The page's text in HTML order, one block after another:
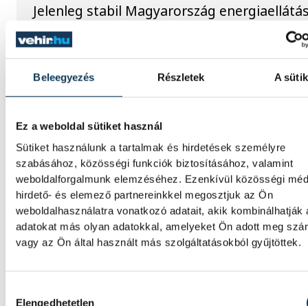
Beleegyezés Részletek A
Ez a weboldal sütiket használ
Sütiket használunk a tartalmak és hirdetések személyre
szabásához, közösségi funkciók biztosításához, valamint
weboldalforgalmunk elemzéséhez. Ezenkívül közösségi
hirdető- és elemező partnereinkkel megosztjuk az Ön
weboldalhasználatra vonatkozó adatait, akik kombinálhatják
adatokat más olyan adatokkal, amelyeket Ön adott meg
vagy az Ön által használt más szolgáltatásokból gyűjtöttek.
Elengedhetetlen
Jelenleg stabil Magyarország
paksi erőmű munkatársai azon dolgoznak,
az utolsó még termelő turbina
működjön - közölte a miniszterelnök a
erőműnél tett keddi látogatása során.
Játék közben fedezik fel a
tudomány világát a
gyerekek
Látványos kísérletek, kreatív feladatok és
sok élmény várja a gyerekeket a veszprémi
Tinker Labsben. Videónkban Balassa
központ vezetője mutatja be, hogyan
megismerését.